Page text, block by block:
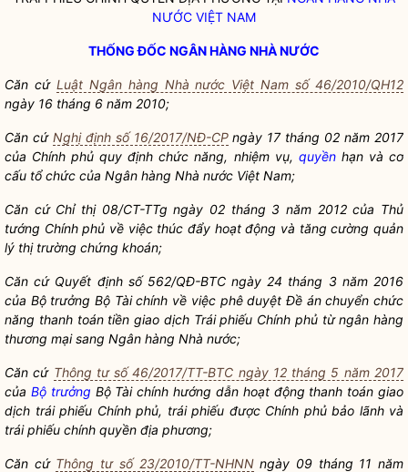
NƯỚC VIỆT NAM
THỐNG ĐỐC NGÂN HÀNG NHÀ NƯỚC
Căn cứ Luật Ngân hàng Nhà nước Việt Nam số 46/2010/QH12
ngày 16 tháng 6 năm 2010;
Căn cứ Nghị định số 16/2017/NĐ-CPngày 17 tháng 02 năm 2017
của Chính phủ quy định chức năng, nhiệm vụ, quyềnhạn và cơ
cấu tổ chức của Ngân hàng Nhà nước Việt Nam;
Căn cứ Chỉ thị 08/CT-TTg ngày 02 tháng 3 năm 2012 của Thủ
tướng Chính phủ về việc thúc đẩy hoạt động và tăng cường quản
lý thị trường chứng khoán;
Căn cứ Quyết định số 562/QĐ-BTC ngày 24 tháng 3 năm 2016
của Bộ trưởng Bộ Tài chính về việc phê duyệt Đề án chuyển chức
năng thanh toán tiền giao dịch Trái phiếu Chính phủ từ ngân hàng
thương mại sang Ngân hàng Nhà nước;
Căn cứ Thông tư số 46/2017/TT-BTC ngày 12 tháng 5 năm 2017
của Bộ trưởng Bộ Tài chính hướng dẫn hoạt động thanh toán giao
dịch trái phiếu Chính phủ, trái phiếu được Chính phủ bảo lãnh và
trái phiếu chính quyền địa phương;
Căn cứ Thông tư số 23/2010/TT-NHNNngày 09 tháng 11 năm